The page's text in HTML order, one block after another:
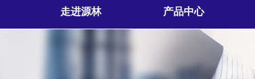
走进源林 产品中心